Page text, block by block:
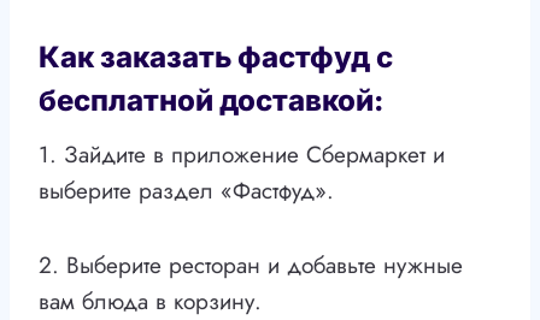
Как заказать фастфуд с
бесплатной доставкой:
1. Зайдите в приложение Сбермаркет и
выберите раздел «Фастфуд».
2. Выберите ресторан и добавьте нужные
вам блюда в корзину.